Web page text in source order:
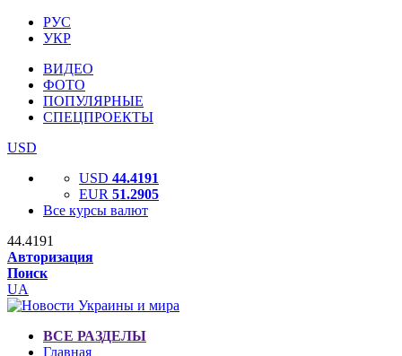
РУС
УКР
ВИДЕО
ФОТО
ПОПУЛЯРНЫЕ
СПЕЦПРОЕКТЫ
USD
USD 44.4191
EUR 51.2905
Все курсы валют
44.4191
Авторизация
Поиск
UA
ВСЕ РАЗДЕЛЫ
Главная